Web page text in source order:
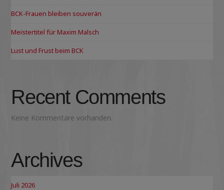
BCK-Frauen bleiben souverän
Meistertitel für Maxim Malsch
Lust und Frust beim BCK
Recent Comments
Keine Kommentare vorhanden.
Archives
Juli 2026